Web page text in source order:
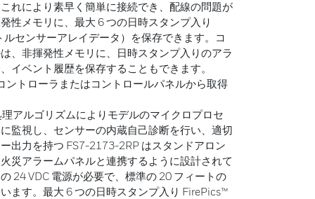
れにより素早く簡単に接続でき、配線の問題が
性メモリに、最大 6 つの日時スタンプ入り
センサーアレイデータ）を保存できます。コ
、非揮発性メモリに、日時スタンプ入りのアラ
イベント履歴を保存することもできます。
ントローラまたはコントロールパネルから取得
アルゴリズムによりモデルのマイクロプロセ
監視し、センサーの内蔵自己診断を行い、適切
出力を持つ FS7-2173-2RP はスタンドアロン
災アラームパネルと連携するように設計されて
24 VDC 電源が必要で、標準の 20 フィートの
ます。最大 6 つの日時スタンプ入り FirePics™